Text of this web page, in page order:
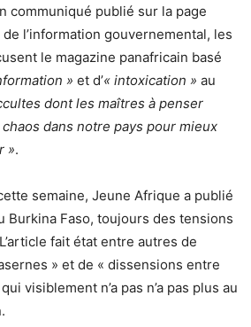
communiqué publié sur la page
l’information gouvernemental, les
le magazine panafricain basé
» et d’« intoxication » au
dont les maîtres à penser
dans notre pays pour mieux
».
semaine, Jeune Afrique a publié
Burkina Faso, toujours des tensions
fait état entre autres de
» et de « dissensions entre
visiblement n’a pas n’a pas plus au